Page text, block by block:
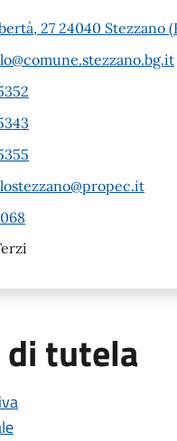
27 24040 Stezzano
tutela